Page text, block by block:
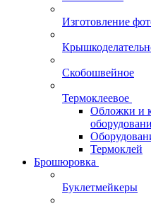
Изготовление
Скобошвейное
Термоклеевое
Обложки и
Термоклей
Брошюровка
Буклетмейкеры